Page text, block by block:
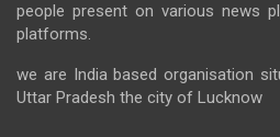
people present on various news
platforms.
we are India based organisation
Uttar Pradesh the city of Lucknow